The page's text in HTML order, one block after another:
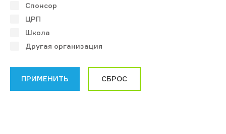
Спонсор
ЦРП
Школа
Другая организация